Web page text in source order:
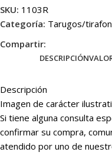
SKU: 1103R
Categoría: Tarugos/
Compartir:
DESCRIPCIÓN
Descripción
Imagen de carácter
Si tiene alguna consulta
confirmar su compra,
atendido por uno de